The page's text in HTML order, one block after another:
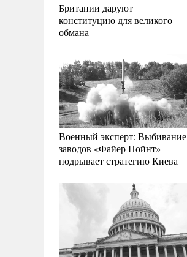
Британии даруют
конституцию для великого
обмана
Военный эксперт: Выбивание
заводов «Файер Пойнт»
подрывает стратегию Киева